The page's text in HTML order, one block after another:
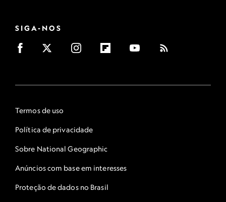
SIGA-NOS
Termos de uso
Política de privacidade
Sobre National Geographic
Anúncios com base em interesses
Proteção de dados no Brasil